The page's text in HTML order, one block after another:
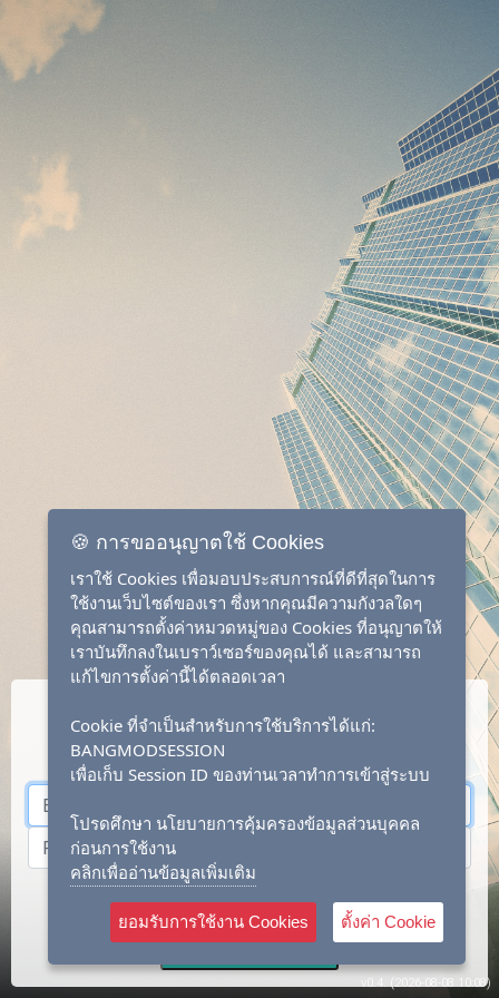
🍪 การขออนุญาตใช้ Cookies
เราใช้ Cookies เพื่อมอบประสบการณ์ที่ดีที่สุดในการ
ใช้งานเว็บไซต์ของเรา ซึ่งหากคุณมีความกังวลใดๆ
คุณสามารถตั้งค่าหมวดหมู่ของ Cookies ที่อนุญาตให้
เราบันทึกลงในเบราว์เซอร์ของคุณได้ และสามารถ
แก้ไขการตั้งค่านี้ได้ตลอดเวลา
Cookie ที่จำเป็นสำหรับการใช้บริการได้แก่:
BANGMODSESSION
เพื่อเก็บ Session ID ของท่านเวลาทำการเข้าสู่ระบบ
โปรดศึกษา นโยบายการคุ้มครองข้อมูลส่วนบุคคล
ก่อนการใช้งาน
คลิกเพื่ออ่านข้อมูลเพิ่มเติม
ยอมรับการใช้งาน Cookies ตั้งค่า Cookie
Login Forgot ? Create Account
v0.4. (2026-08-08 10:08)